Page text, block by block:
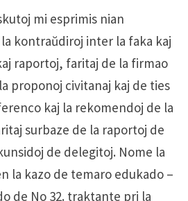
mi esprimis nian
kontraŭdiroj inter la faka kaj
raportoj, faritaj de la firmao
proponoj civitanaj kaj de ties
kaj la rekomendoj de la
surbaze de la raportoj de
de delegitoj. Nome la
la kazo de temaro edukado –
de No 32. traktante pri la